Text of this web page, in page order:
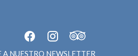
A NUESTRO NEWSLETTER